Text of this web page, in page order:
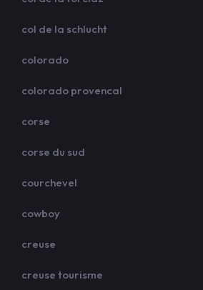
col de la schlucht
colorado
colorado provencal
corse
corse du sud
courchevel
cowboy
creuse
creuse tourisme